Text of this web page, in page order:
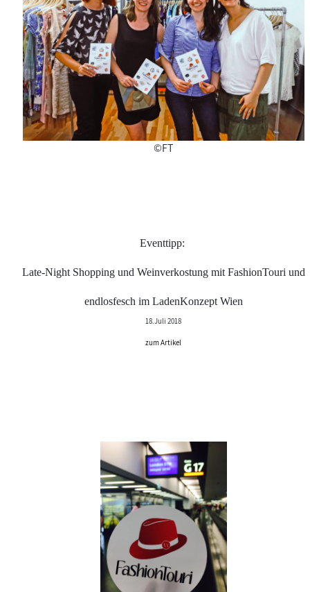
©FT
Eventtipp:
Late-Night Shopping und Weinverkostung mit FashionTouri und
endlosfesch im LadenKonzept Wien
18.Juli 2018
zum Artikel